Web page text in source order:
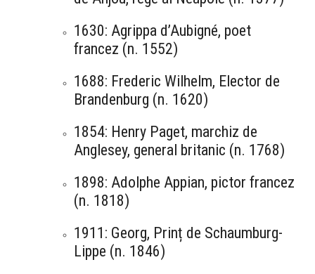
1630: Agrippa d’Aubigné, poet
francez (n. 1552)
1688: Frederic Wilhelm, Elector de
Brandenburg (n. 1620)
1854: Henry Paget, marchiz de
Anglesey, general britanic (n. 1768)
1898: Adolphe Appian, pictor francez
(n. 1818)
1911: Georg, Prinț de Schaumburg-
Lippe (n. 1846)